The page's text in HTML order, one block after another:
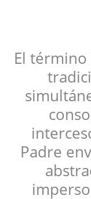
El término
Padre